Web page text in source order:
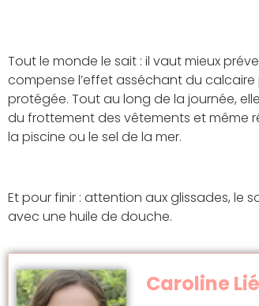
Tout le monde le sait : il vaut mieux
compense l’effet asséchant du calcaire
protégée. Tout au long de la journée,
du frottement des vêtements et même
la piscine ou le sel de la mer.
Et pour finir : attention aux glissades, le
avec une huile de douche.
Caroline